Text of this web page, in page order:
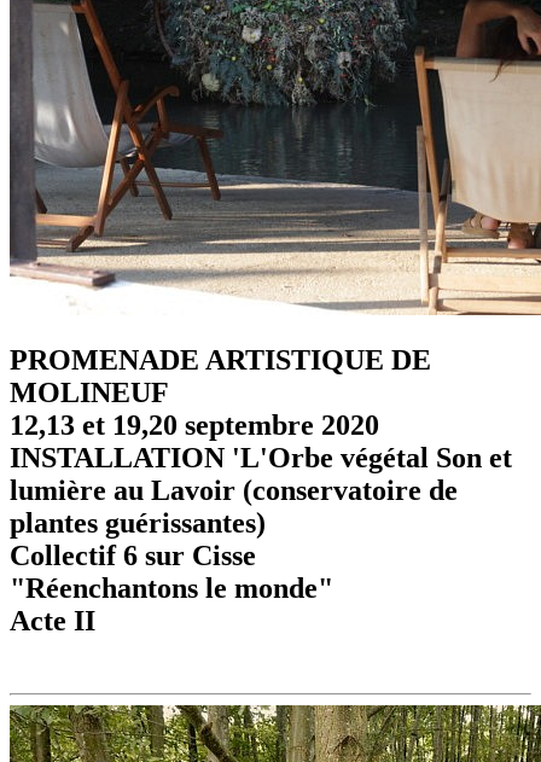
PROMENADE ARTISTIQUE DE
MOLINEUF
12,13 et 19,20 septembre 2020
INSTALLATION 'L'Orbe végétal Son et
lumière au Lavoir (conservatoire de
plantes guérissantes)
Collectif 6 sur Cisse
"Réenchantons le monde"
Acte II